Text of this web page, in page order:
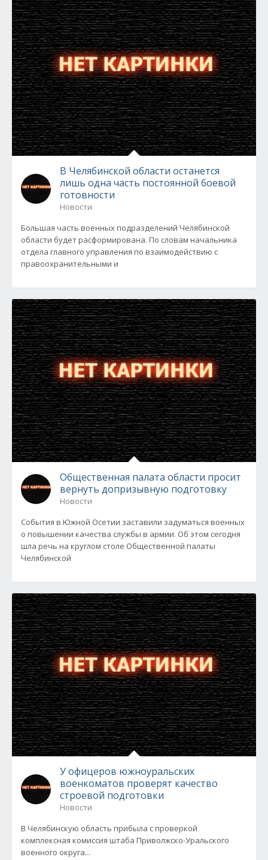
В Челябинской области останется
лишь одна часть постоянной боевой
готовности
Новости
Большая часть военных подразделений Челябинской
области будет расформирована. По словам начальника
отдела главного управления по взаимодействию с
правоохранительными и
Общественная палата области просит
вернуть допризывную подготовку
Новости
События в Южной Осетии заставили задуматься военных
о повышении качества службы в армии. Об этом сегодня
шла речь на круглом столе Общественной палаты
Челябинской
У офицеров южноуральских
военкоматов проверят качество
строевой подготовки
Новости
В Челябинскую область прибыла с проверкой
комплексная комиссия штаба Приволжско-Уральского
военного округа...